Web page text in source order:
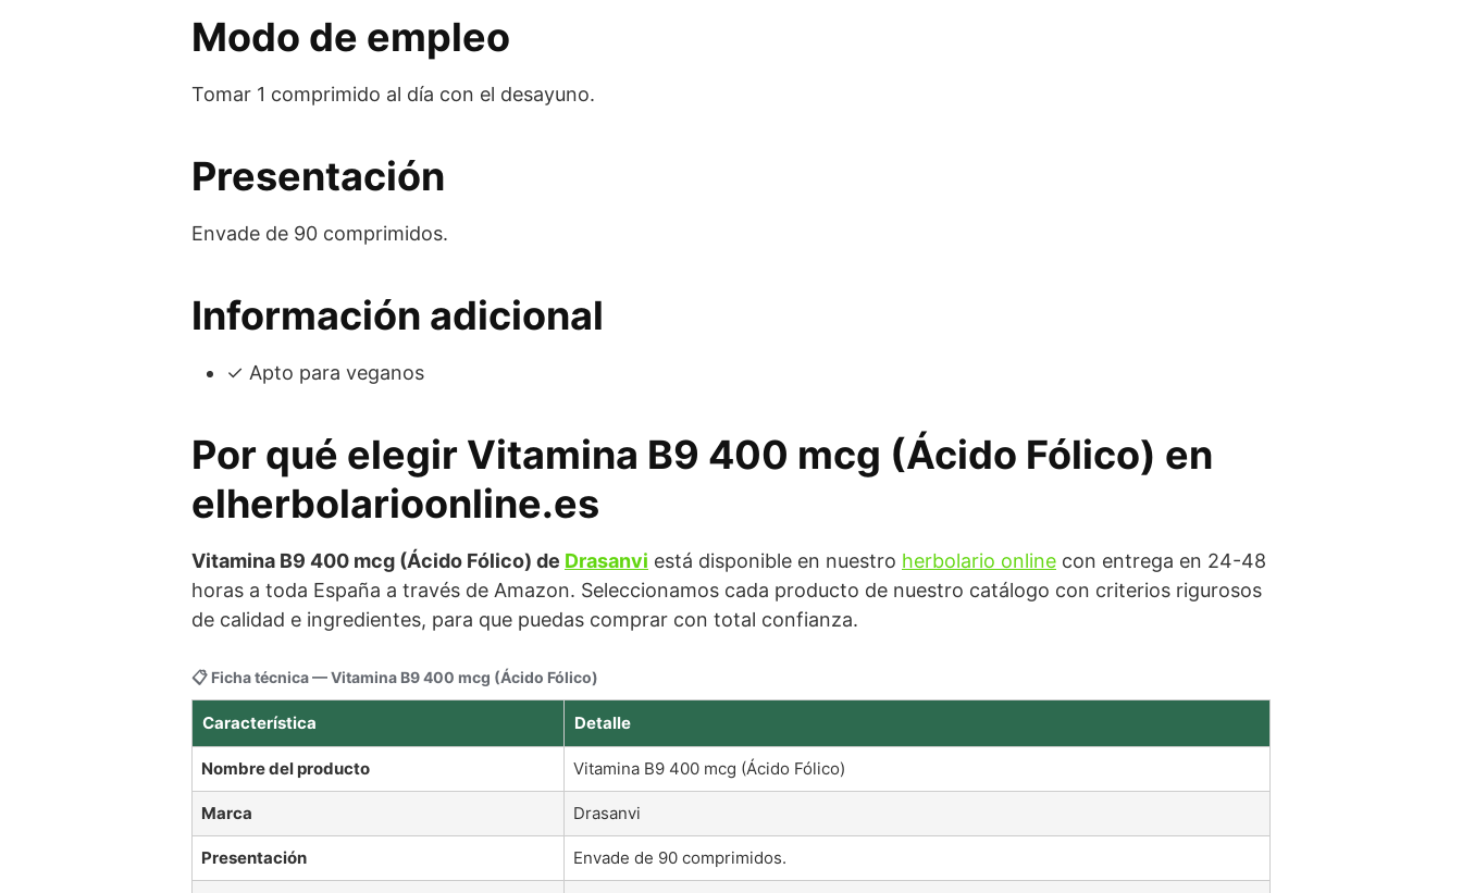
Modo de empleo
Tomar 1 comprimido al día con el desayuno.
Presentación
Envade de 90 comprimidos.
Información adicional
✓ Apto para veganos
Por qué elegir Vitamina B9 400 mcg (Ácido Fólico) en
elherbolarioonline.es
Vitamina B9 400 mcg (Ácido Fólico) de Drasanvi está disponible en nuestro herbolario online con entrega en 24-48
horas a toda España a través de Amazon. Seleccionamos cada producto de nuestro catálogo con criterios rigurosos
de calidad e ingredientes, para que puedas comprar con total confianza.
📋 Ficha técnica — Vitamina B9 400 mcg (Ácido Fólico)
Característica Detalle
Nombre del producto Vitamina B9 400 mcg (Ácido Fólico)
Marca Drasanvi
Presentación Envade de 90 comprimidos.